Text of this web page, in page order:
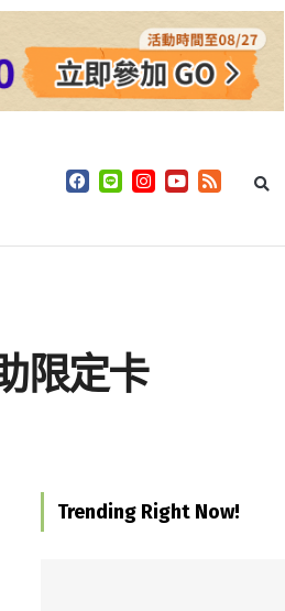
限定卡
Trending Right Now!